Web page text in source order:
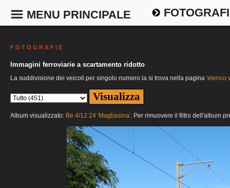
MENU PRINCIPALE
F O T O G R A F I E
Immagini ferroviarie a scartamento ridotto
La suddivisione dei veicoli per singolo numero la si trova nella pagina 'elenco
Album visualizzato: Be 4/12 24 'Magliasina'. Per rimuovere il filtro dell'album